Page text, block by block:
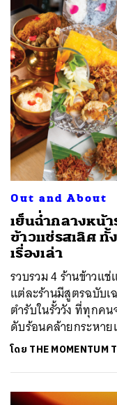
Out and About
เย็นฉ่ำกลางหน้
ข้าวแช่รสเลิศ ทั้
เรื่องเล่า
รวบรวม 4 ร้านข้าวแ
แต่ละร้านมีสูตรฉบับ
ตำรับในรั้ววัง ที่ทุกค
ดับร้อนคล้ายกระหา
โดย THE MOMENTUM